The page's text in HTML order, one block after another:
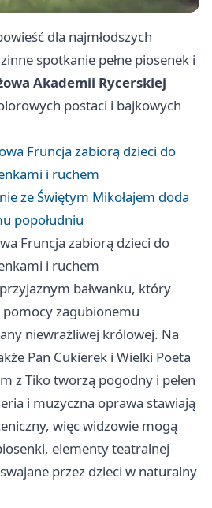
dla najmłodszych
spotkanie pełne piosenek i
Akademii Rycerskiej
postaci i bajkowych
Fruncja zabiorą dzieci do
i ruchem
ze Świętym Mikołajem doda
popołudniu
Fruncja zabiorą dzieci do
i ruchem
bałwanku, który
zagubionemu
niewrażliwej królowej. Na
Pan Cukierek i Wielki Poeta
z Tiko tworzą pogodny i pełen
i muzyczna oprawa stawiają
więc widzowie mogą
elementy teatralnej
przez dzieci w naturalny